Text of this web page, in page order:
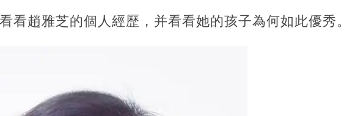
看趙雅芝的個人經歷，并看看她的孩子為何如此優秀。